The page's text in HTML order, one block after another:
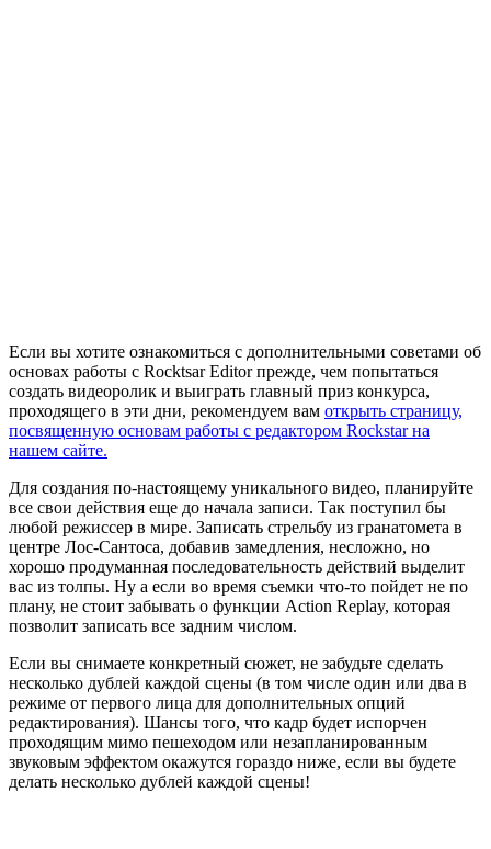
Если вы хотите ознакомиться с дополнительными советами об
основах работы с Rocktsar Editor прежде, чем попытаться
создать видеоролик и выиграть главный приз конкурса,
проходящего в эти дни, рекомендуем вам открыть страницу,
посвященную основам работы с редактором Rockstar на
нашем сайте.
Для создания по-настоящему уникального видео, планируйте
все свои действия еще до начала записи. Так поступил бы
любой режиссер в мире. Записать стрельбу из гранатомета в
центре Лос-Сантоса, добавив замедления, несложно, но
хорошо продуманная последовательность действий выделит
вас из толпы. Ну а если во время съемки что-то пойдет не по
плану, не стоит забывать о функции Action Replay, которая
позволит записать все задним числом.
Если вы снимаете конкретный сюжет, не забудьте сделать
несколько дублей каждой сцены (в том числе один или два в
режиме от первого лица для дополнительных опций
редактирования). Шансы того, что кадр будет испорчен
проходящим мимо пешеходом или незапланированным
звуковым эффектом окажутся гораздо ниже, если вы будете
делать несколько дублей каждой сцены!